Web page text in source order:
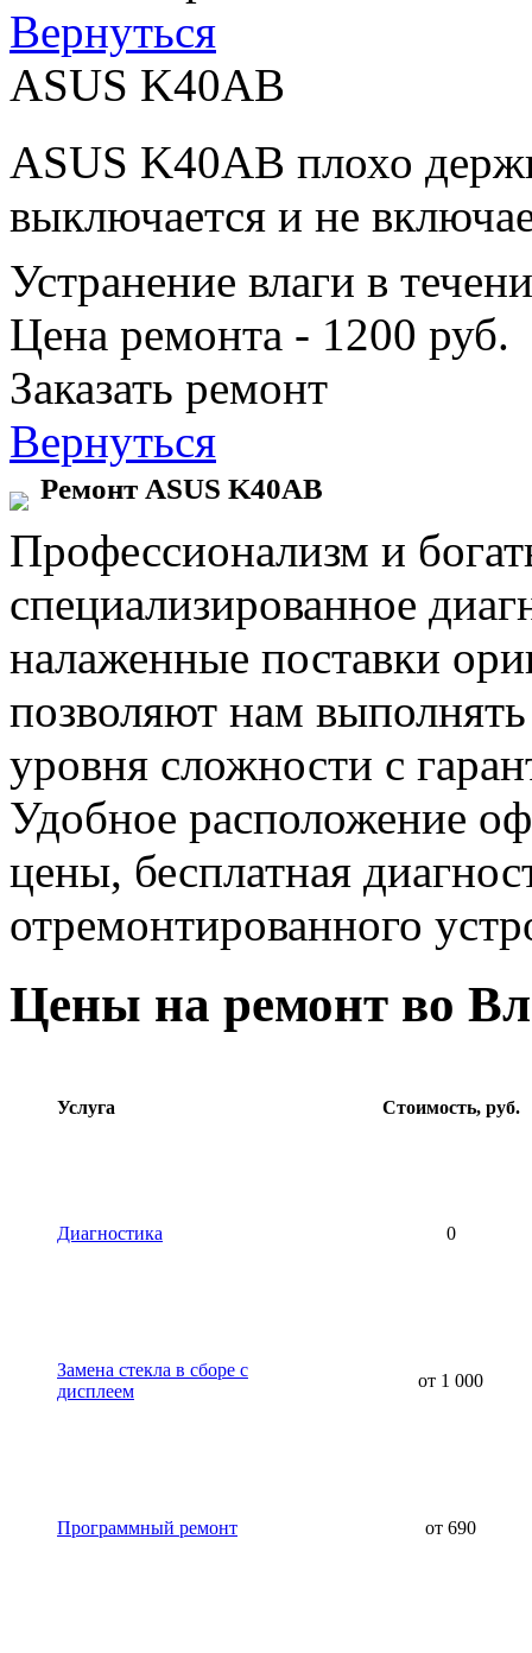
Вернуться
ASUS K40AB
ASUS K40AB плохо
выключается и не
Устранение влаги в
Цена ремонта - 1200 руб.
Заказать ремонт
Вернуться
Ремонт ASUS K40AB
Профессионализм и
специализированное
налаженные поставки
позволяют нам
уровня сложности с
Удобное расположение
цены, бесплатная
отремонтированного
Цены на ремонт во
Услуга Стоимость, руб.
Диагностика 0
Замена стекла в сборе с
дисплеем
от 1 000
Программный ремонт от 690